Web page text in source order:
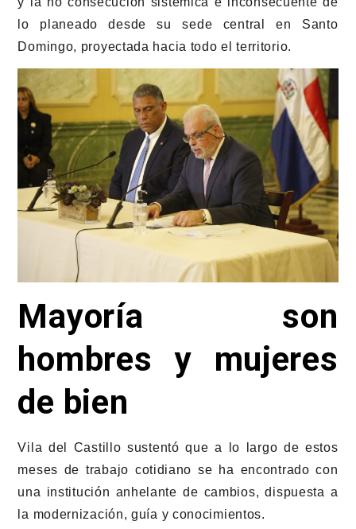
lo planeado desde su sede central en Santo
Domingo, proyectada hacia todo el territorio.
Mayoría son
hombres y mujeres
de bien
Vila del Castillo sustentó que a lo largo de estos
meses de trabajo cotidiano se ha encontrado con
una institución anhelante de cambios, dispuesta a
la modernización, guía y conocimientos.